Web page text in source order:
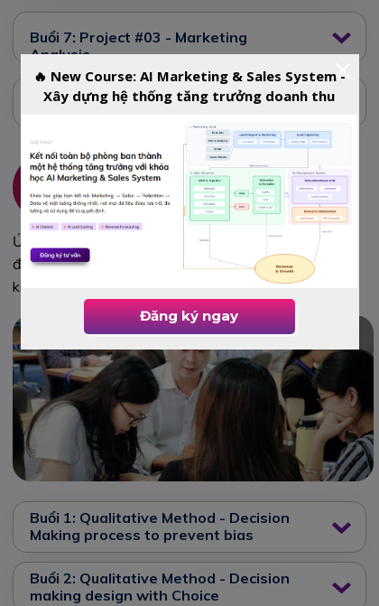
Buổi 7: Project #03 - Marketing
Analysis
Buổi 8: Capstone Project
Buổi 1: Qualitative Method - Decision
Making process to prevent bias
Buổi 2: Qualitative Method - Decision
making design with Choice
HỌC PHẦN 2
Decision Science
Ứng dụng khoa học ra quyết định để giải quyết vấn
đề phức tạp và ra quyết định chiến lược trong điều
kiện thiếu dữ liệu.
🔥 New Course: AI Marketing & Sales System -
Xây dựng hệ thống tăng trưởng doanh thu
Đăng ký ngay